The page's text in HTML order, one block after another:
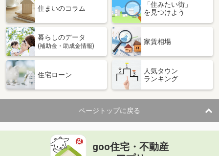
住まいのコラム
「住みたい街」
を見つけよう
暮らしのデータ
(補助金・助成金情報)
家賃相場
住宅ローン
人気タウン
ランキング
ページトップに戻る
goo住宅・不動産